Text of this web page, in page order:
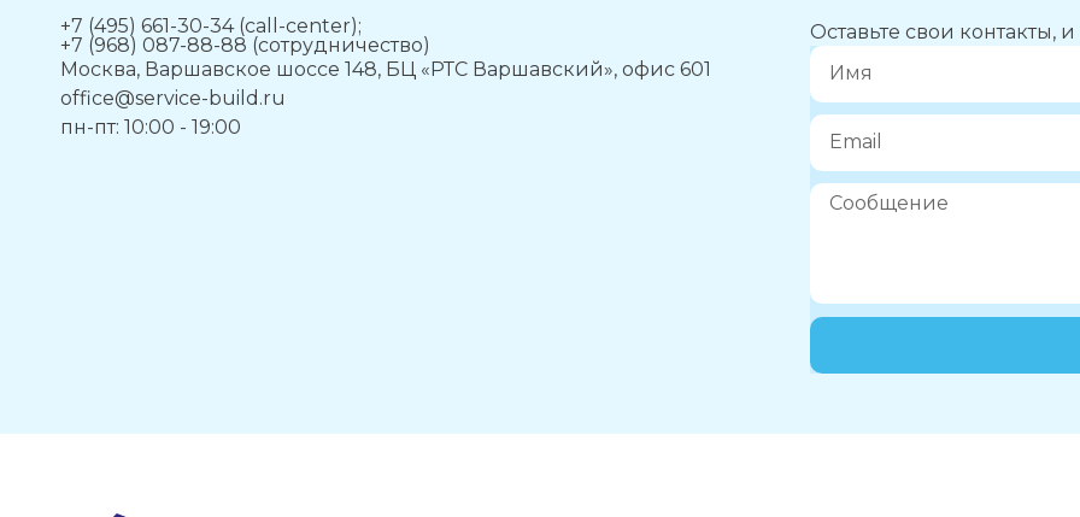
+7 (495) 661-30-34 (call-center);
+7 (968) 087-88-88 (сотрудничество)
Москва, Варшавское шоссе 148, БЦ «РТС Варшавский», офис 601
office@service-build.ru
пн-пт: 10:00 - 19:00
Оставьте свои